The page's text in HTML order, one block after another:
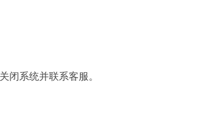
闭系统并联系客服。